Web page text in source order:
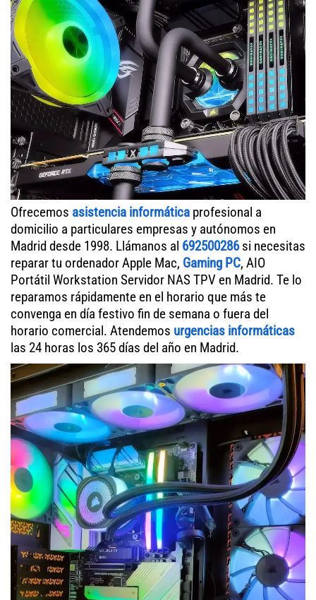
Ofrecemos asistencia informática profesional a
domicilio a particulares empresas y autónomos en
Madrid desde 1998. Llámanos al 692500286si necesitas
reparar tu ordenador Apple Mac, Gaming PC, AIO
Portátil Workstation Servidor NAS TPV en Madrid. Te lo
reparamos rápidamente en el horario que más te
convenga en día festivo fin de semana o fuera del
horario comercial. Atendemos urgencias informáticas
las 24 horas los 365 días del año en Madrid.